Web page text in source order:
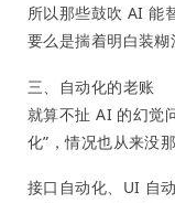
所以那些鼓吹 AI 能
要么是揣着明白装糊
三、自动化的老账
就算不扯 AI 的幻觉
化”，情况也从来没那
接口自动化、UI 自